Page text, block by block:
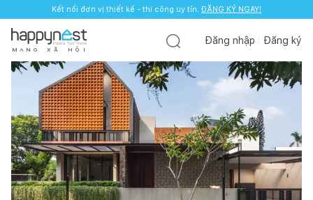
Kết nối đơn vị thiết kế - thi công uy tín. ĐĂNG KÝ NGAY!
M Ạ N G X Ã H Ộ I
Đăng nhập Đăng ký